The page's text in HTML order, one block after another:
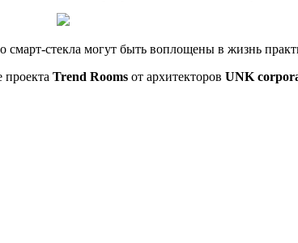
смарт-стекла могут быть воплощены в жизнь
проекта Trend Rooms от архитекторов UNK